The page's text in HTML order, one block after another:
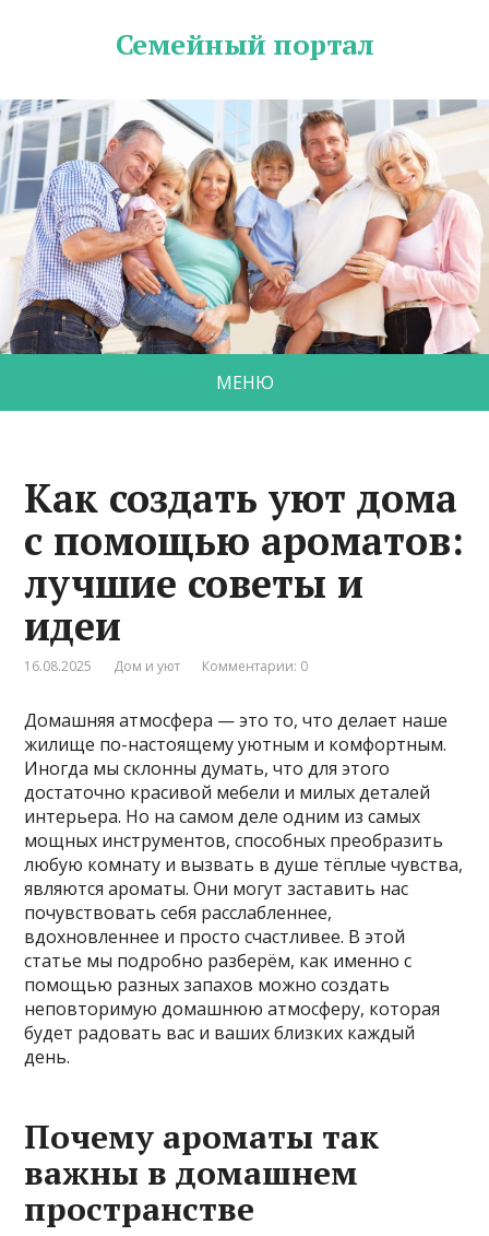
Семейный портал
МЕНЮ
Как создать уют дома
с помощью ароматов:
лучшие советы и
идеи
16.08.2025 Дом и уют Комментарии: 0
Домашняя атмосфера — это то, что делает наше
жилище по-настоящему уютным и комфортным.
Иногда мы склонны думать, что для этого
достаточно красивой мебели и милых деталей
интерьера. Но на самом деле одним из самых
мощных инструментов, способных преобразить
любую комнату и вызвать в душе тёплые чувства,
являются ароматы. Они могут заставить нас
почувствовать себя расслабленнее,
вдохновленнее и просто счастливее. В этой
статье мы подробно разберём, как именно с
помощью разных запахов можно создать
неповторимую домашнюю атмосферу, которая
будет радовать вас и ваших близких каждый
день.
Почему ароматы так
важны в домашнем
пространстве